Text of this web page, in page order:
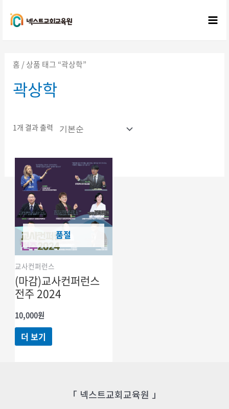
건너뛰기
홈 / 상품 태그 “곽상학”
곽상학
1개 결과 출력
품절
교사컨퍼런스
(마감)교사컨퍼런스
전주 2024
10,000원
더 보기
「 넥스트교회교육원 」